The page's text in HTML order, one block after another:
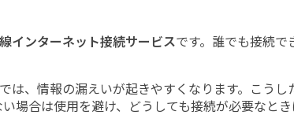
インターネット接続サービスです。誰でも接続で
、情報の漏えいが起きやすくなります。こう
場合は使用を避け、どうしても接続が必要なと